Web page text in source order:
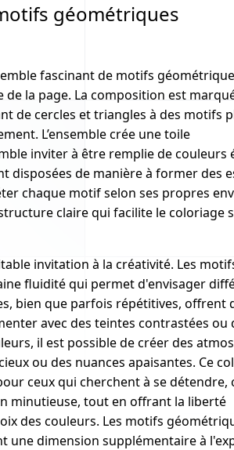
géométriques
fascinant de motifs
la page. La composition est
de cercles et triangles à des motifs
L’ensemble crée une toile
inviter à être remplie de couleurs
disposées de manière à former des
chaque motif selon ses propres
claire qui facilite le coloriage
invitation à la créativité. Les
fluidité qui permet d'envisager
bien que parfois répétitives, offrent
avec des teintes contrastées ou
il est possible de créer des
ou des nuances apaisantes. Ce
ceux qui cherchent à se détendre,
minutieuse, tout en offrant la liberté
des couleurs. Les motifs
dimension supplémentaire à